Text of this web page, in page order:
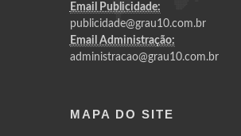
Email Publicidade:
publicidade@grau10.com.br
Email Administração:
administracao@grau10.com.br
MAPA DO SITE